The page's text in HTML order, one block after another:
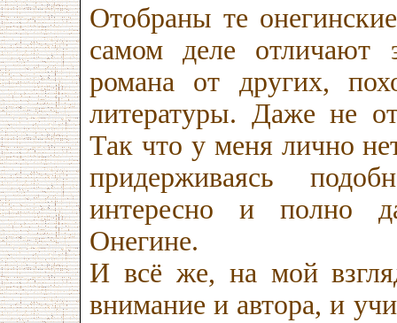
Отобраны те
самом деле отличают
романа от других,
литературы. Даже не
Так что у меня лично
придерживаясь
интересно и полно
Онегине.
И всё же, на мой
внимание и автора, и